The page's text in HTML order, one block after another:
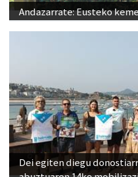
Andazarrate: Eusteko
Dei egiten diegu